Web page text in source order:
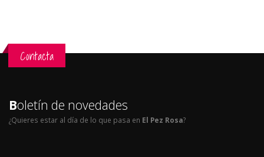
Contacta
Boletín de novedades
¿Quieres estar al día de lo que pasa en El Pez Rosa?